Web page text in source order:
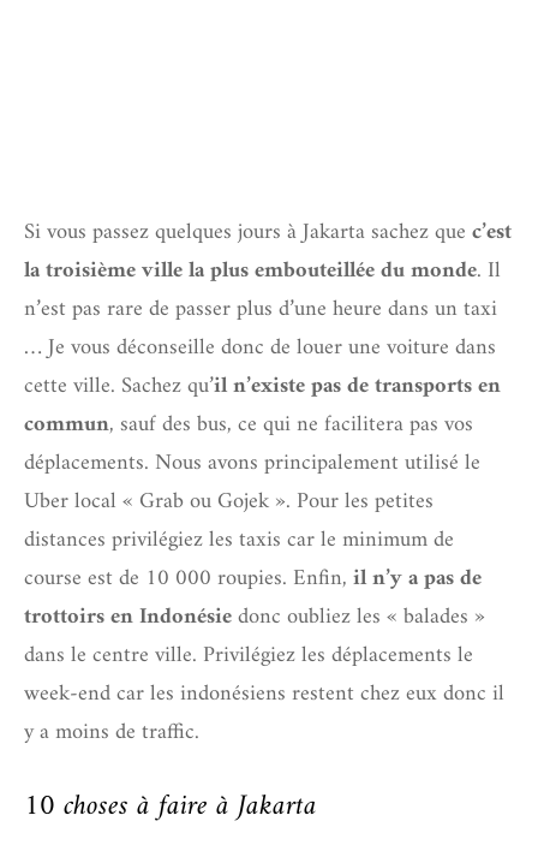
Si vous passez quelques jours à Jakarta sachez quec’est
la troisième ville la plus embouteillée du monde. Il
n’est pas rare de passer plus d’une heure dans un taxi
… Je vous déconseille donc de louer une voiture dans
cette ville. Sachez qu’il n’existe pas de transports en
commun, sauf des bus, ce qui ne facilitera pas vos
déplacements. Nous avons principalement utilisé le
Uber local « Grab ou Gojek ». Pour les petites
distances privilégiez les taxis car le minimum de
course est de 10 000 roupies. Enfin,il n’y a pas de
trottoirs en Indonésiedonc oubliez les « balades »
dans le centre ville. Privilégiez les déplacements le
week-end car les indonésiens restent chez eux donc il
y a moins de traffic.
10 choses à faire à Jakarta